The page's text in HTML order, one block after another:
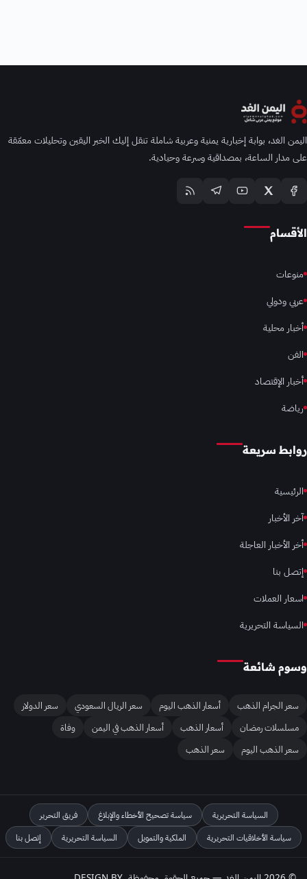
اليمن الغد، بوابة إخبارية يمنية وعربية شاملة تنقل إليك الخبر اليقين وتحليلات معمّقة
على مدار الساعة، بمصداقية وسرعة وحيادية.
الأقسام
منوعات
عربي ودولي
أخبار محلية
الفن
أخبار الإقتصاد
رياضة
روابط سريعة
الرئيسية
آخر الأخبار
أخر الأخبار العاجلة
إتصل بنا
اسعار العملات
السياسة التحريرية
وسوم شائعة
سعر الجرام الذهب أسعار الذهب اليوم سعر الريال السعودي
سعر الدولار
مسلسلات رمضان
أسعار الذهب أسعار الذهب في اليمن
وفاة
سعر الذهب اليوم
سعر الذهب
السياسة التحريرية سياسة تصحيح الأخطاء والإبلاغ
فريق التحرير
سياسة الأخلاقيات التحريرية
الملكية والتمويل السياسة التحريرية إتصل بنا